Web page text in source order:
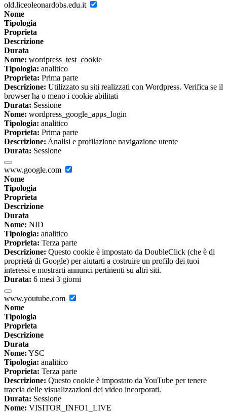
old.liceoleonardobs.edu.it
Nome
Tipologia
Proprieta
Descrizione
Durata
Nome: wordpress_test_cookie
Tipologia: analitico
Proprieta: Prima parte
Descrizione: Utilizzato su siti realizzati con Wordpress. Verifica se il
browser ha o meno i cookie abilitati
Durata: Sessione
Nome: wordpress_google_apps_login
Tipologia: analitico
Proprieta: Prima parte
Descrizione: Analisi e profilazione navigazione utente
Durata: Sessione
www.google.com
Nome
Tipologia
Proprieta
Descrizione
Durata
Nome: NID
Tipologia: analitico
Proprieta: Terza parte
Descrizione: Questo cookie è impostato da DoubleClick (che è di
proprietà di Google) per aiutarti a costruire un profilo dei tuoi
interessi e mostrarti annunci pertinenti su altri siti.
Durata: 6 mesi 3 giorni
www.youtube.com
Nome
Tipologia
Proprieta
Descrizione
Durata
Nome: YSC
Tipologia: analitico
Proprieta: Terza parte
Descrizione: Questo cookie è impostato da YouTube per tenere
traccia delle visualizzazioni dei video incorporati.
Durata: Sessione
Nome: VISITOR_INFO1_LIVE